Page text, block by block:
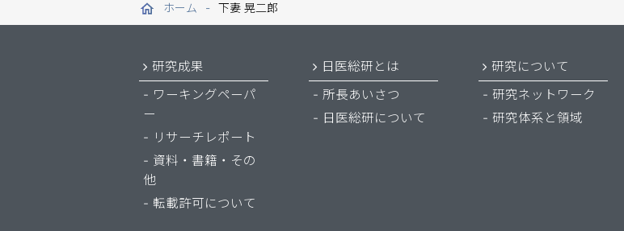
ホーム 下妻 晃二郎
研究成果
ワーキングペーパ
ー
リサーチレポート
資料・書籍・その
他
転載許可について
日医総研とは
所長あいさつ
日医総研について
研究について
研究ネットワーク
研究体系と領域